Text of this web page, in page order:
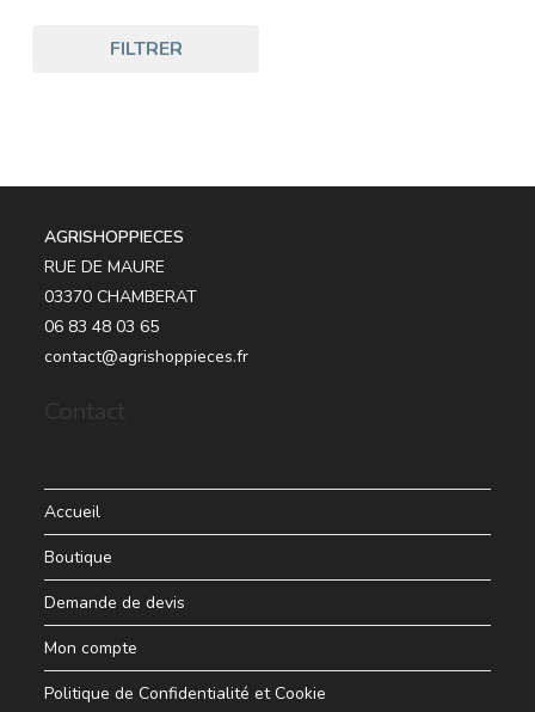
FILTRER
AGRISHOPPIECES
RUE DE MAURE
03370 CHAMBERAT
06 83 48 03 65
contact@agrishoppieces.fr
Accueil
Boutique
Demande de devis
Mon compte
Politique de Confidentialité et Cookie